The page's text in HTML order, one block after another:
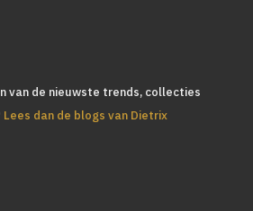
van de nieuwste trends, collecties
Lees dan de blogs van Dietrix